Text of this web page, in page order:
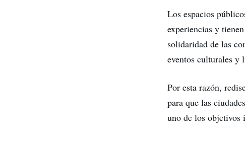
Los espacios
experiencias y
solidaridad de las
eventos culturales y
Por esta razón,
para que las
uno de los objetivos